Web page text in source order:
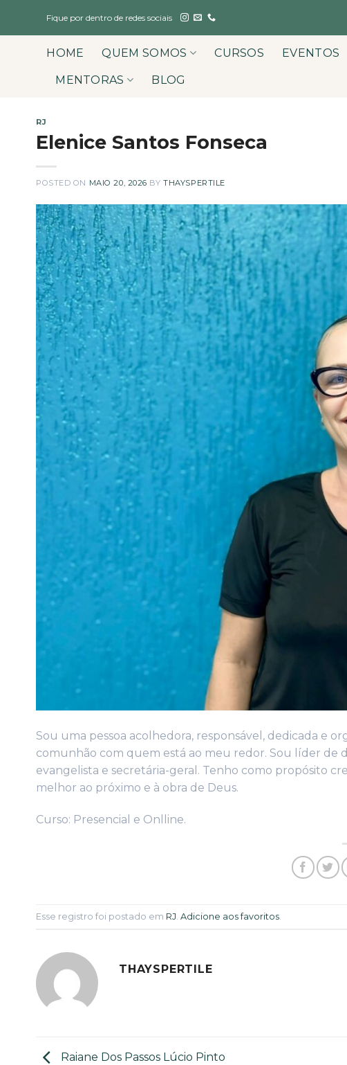
Fique por dentro de redes sociais
HOME QUEM SOMOS CURSOS EVENTOS
MENTORAS BLOG
RJ
Elenice Santos Fonseca
POSTED ON MAIO 20, 2026 BYTHAYSPERTILE
Sou uma pessoa acolhedora, responsável, dedicada e
comunhão com quem está ao meu redor. Sou líder de
evangelista e secretária-geral. Tenho como propósito
melhor ao próximo e à obra de Deus.
Curso: Presencial e Onlline.
Esse registro foi postado em RJ Adicione aos favoritos
THAYSPERTILE
Raiane Dos Passos Lúcio Pinto